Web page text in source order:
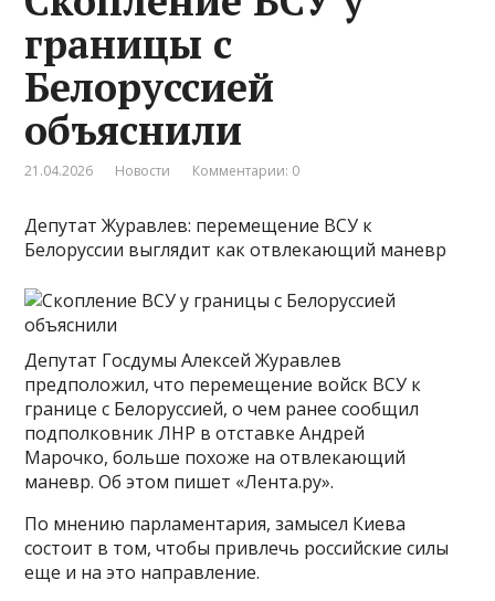
границы с
Белоруссией
объяснили
21.04.2026 Новости Комментарии: 0
Депутат Журавлев: перемещение ВСУ к
Белоруссии выглядит как отвлекающий маневр
Депутат Госдумы Алексей Журавлев
предположил, что перемещение войск ВСУ к
границе с Белоруссией, о чем ранее сообщил
подполковник ЛНР в отставке Андрей
Марочко, больше похоже на отвлекающий
маневр. Об этом пишет «Лента.ру».
По мнению парламентария, замысел Киева
состоит в том, чтобы привлечь российские силы
еще и на это направление.